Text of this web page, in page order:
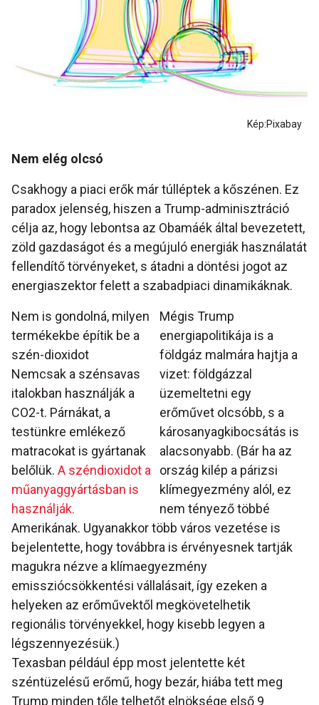
Kép:Pixabay
Nem elég olcsó
Csakhogy a piaci erők már túlléptek a kőszénen. Ez
paradox jelenség, hiszen a Trump-adminisztráció
célja az, hogy lebontsa az Obamáék által bevezetett,
zöld gazdaságot és a megújuló energiák használatát
fellendítő törvényeket, s átadni a döntési jogot az
energiaszektor felett a szabadpiaci dinamikáknak.
Nem is gondolná, milyen
termékekbe építik be a
szén-dioxidot
Nemcsak a szénsavas
italokban használják a
CO2-t. Párnákat, a
testünkre emlékező
matracokat is gyártanak
belőlük. A széndioxidot a
műanyaggyártásban is
használják.
Mégis Trump
energiapolitikája is a
földgáz malmára hajtja a
vizet: földgázzal
üzemeltetni egy
erőművet olcsóbb, s a
károsanyagkibocsátás is
alacsonyabb. (Bár ha az
ország kilép a párizsi
klímegyezmény alól, ez
nem tényező többé
Amerikának. Ugyanakkor több város vezetése is
bejelentette, hogy továbbra is érvényesnek tartják
magukra nézve a klímaegyezmény
emissziócsökkentési vállalásait, így ezeken a
helyeken az erőművektől megkövetelhetik
regionális törvényekkel, hogy kisebb legyen a
légszennyezésük.)
Texasban például épp most jelentette két
széntüzelésű erőmű, hogy bezár, hiába tett meg
Trump minden tőle telhetőt elnöksége első 9